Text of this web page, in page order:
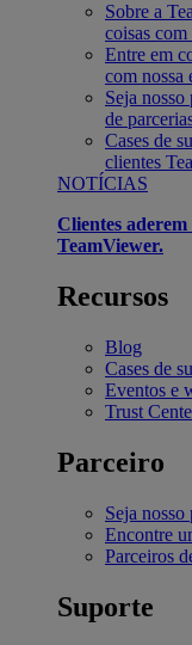
Sobre a
coisas com
Entre em
com nossa
Seja nosso
de
Cases de
clientes
NOTÍCIAS
Clientes
TeamViewer.
Recursos
Blog
Cases de
Eventos e
Trust
Parceiro
Seja nosso
Encontre
Parceiros
Suporte